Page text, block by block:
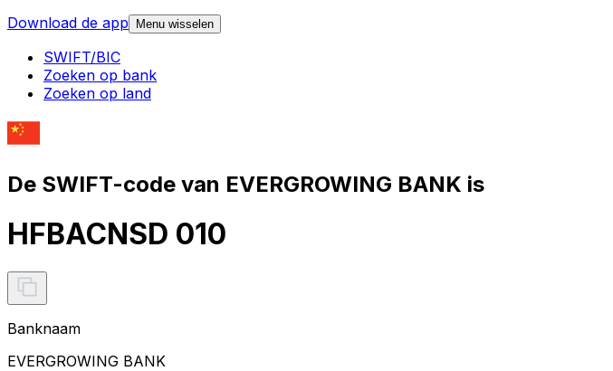
Download de app
Menu wisselen
SWIFT/BIC
Zoeken op bank
Zoeken op land
De SWIFT-code van EVERGROWING BANK is
HFBACNSD 010
Banknaam
EVERGROWING BANK